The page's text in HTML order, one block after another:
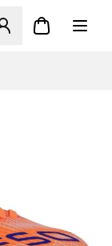
Modal för att